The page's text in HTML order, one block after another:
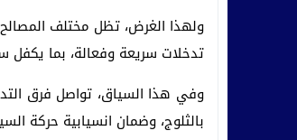
ولهذا الغرض، تظل مختلف
تدخلات سريعة وفعالة، بما يكفل
وفي هذا السياق، تواصل فرق
بالثلوج، وضمان انسيابية حركة